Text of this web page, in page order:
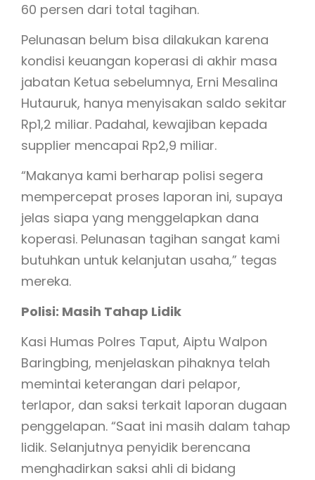
60 persen dari total tagihan.
Pelunasan belum bisa dilakukan karena
kondisi keuangan koperasi di akhir masa
jabatan Ketua sebelumnya, Erni Mesalina
Hutauruk, hanya menyisakan saldo sekitar
Rp1,2 miliar. Padahal, kewajiban kepada
supplier mencapai Rp2,9 miliar.
“Makanya kami berharap polisi segera
mempercepat proses laporan ini, supaya
jelas siapa yang menggelapkan dana
koperasi. Pelunasan tagihan sangat kami
butuhkan untuk kelanjutan usaha,” tegas
mereka.
Polisi: Masih Tahap Lidik
Kasi Humas Polres Taput, Aiptu Walpon
Baringbing, menjelaskan pihaknya telah
memintai keterangan dari pelapor,
terlapor, dan saksi terkait laporan dugaan
penggelapan. “Saat ini masih dalam tahap
lidik. Selanjutnya penyidik berencana
menghadirkan saksi ahli di bidang